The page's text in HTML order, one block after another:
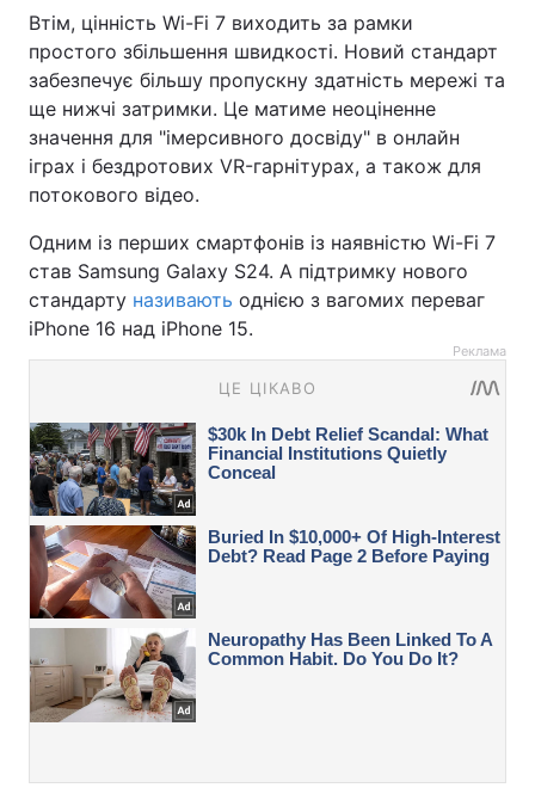
Втім, цінність Wi-Fi 7 виходить за рамки
простого збільшення швидкості. Новий стандарт
забезпечує більшу пропускну здатність мережі та
ще нижчі затримки. Це матиме неоціненне
значення для "імерсивного досвіду" в онлайн
іграх і бездротових VR-гарнітурах, а також для
потокового відео.
Одним із перших смартфонів із наявністю Wi-Fi 7
став Samsung Galaxy S24. А підтримку нового
стандарту називають однією з вагомих переваг
iPhone 16 над iPhone 15.
Реклама